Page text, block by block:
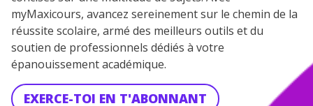
myMaxicours, avancez sereinement sur le chemin de la
réussite scolaire, armé des meilleurs outils et du
soutien de professionnels dédiés à votre
épanouissement académique.
EXERCE-TOI EN T'ABONNANT